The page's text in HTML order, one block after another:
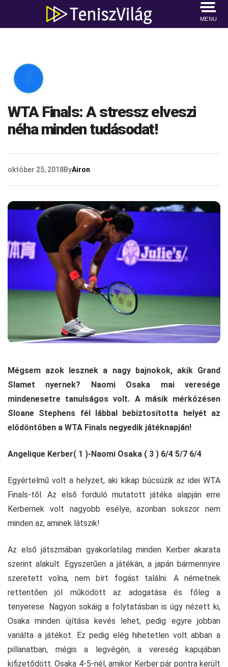
MENU

WTA Finals: A stressz elveszi
néha minden tudásodat!
október 25, 2018ByAiron
Mégsem azok lesznek a nagy bajnokok, akik Grand
Slamet nyernek? Naomi Osaka mai veresége
mindenesetre tanulságos volt. A másik mérkőzésen
Sloane Stephens fél lábbal bebiztosította helyét az
elődöntőben a WTA Finals negyedik játéknapján!
Angelique Kerber( 1 )-Naomi Osaka ( 3 ) 6/4 5/7 6/4
Egyértelmű volt a helyzet, aki kikap búcsúzik az idei WTA
Finals-től. Az első forduló mutatott játéka alapján erre
Kerbernek volt nagyobb esélye, azonban sokszor nem
minden az, aminek látszik!
Az első játszmában gyakorlatilag minden Kerber akarata
szerint alakult. Egyszerűen a játékán, a japán bármennyire
szeretett volna, nem bírt fogást találni. A németnek
rettentően jól működött az adogatása és főleg a
tenyerese. Nagyon sokáig a folytatásban is úgy nézett ki,
Osaka minden újítása kevés lehet, pedig egyre jobban
variálta a játékot. Ez pedig elég hihetetlen volt abban a
pillanatban, mégis a legvégén, a vereség kapujában
kifizetődött. Osaka 4-5-nél, amikor Kerber pár pontra került